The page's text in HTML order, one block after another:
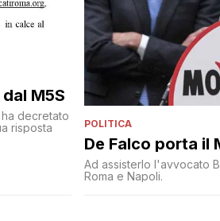
M5S
decretato
risposta
POLITICA
De Falco porta il
Ad assisterlo l'avvocato
Roma e Napoli.